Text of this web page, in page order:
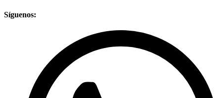
Síguenos: